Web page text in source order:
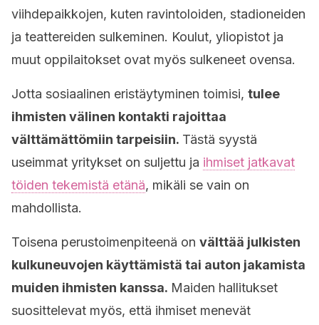
viihdepaikkojen, kuten ravintoloiden, stadioneiden
ja teattereiden sulkeminen. Koulut, yliopistot ja
muut oppilaitokset ovat myös sulkeneet ovensa.
Jotta sosiaalinen eristäytyminen toimisi, tulee
ihmisten välinen kontakti rajoittaa
välttämättömiin tarpeisiin. Tästä syystä
useimmat yritykset on suljettu ja ihmiset jatkavat
töiden tekemistä etänä, mikäli se vain on
mahdollista.
Toisena perustoimenpiteenä on välttää julkisten
kulkuneuvojen käyttämistä tai auton jakamista
muiden ihmisten kanssa. Maiden hallitukset
suosittelevat myös, että ihmiset menevät